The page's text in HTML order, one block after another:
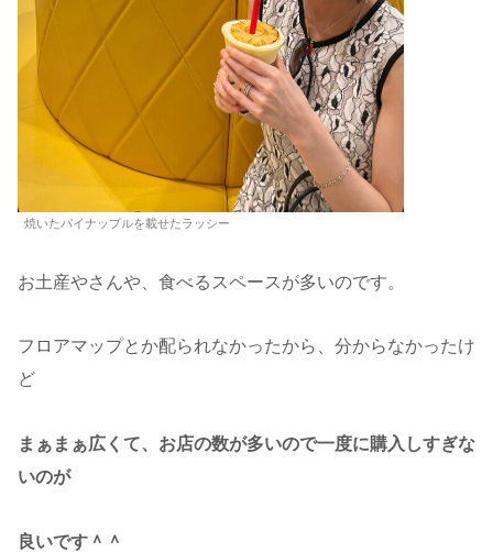
焼いたパイナップルを載せたラッシー
お土産やさんや、食べるスペースが多いのです。
フロアマップとか配られなかったから、分からなかったけ
ど
まぁまぁ広くて、お店の数が多いので一度に購入しすぎな
いのが
良いです＾＾